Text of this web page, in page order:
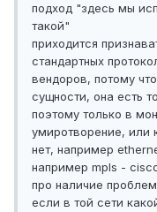
подход "здесь мы
такой"
приходится
стандартных
вендоров, потому
сущности, она есть
поэтому только в
умиротворение, или
нет, например
например mpls -
про наличие
если в той сети